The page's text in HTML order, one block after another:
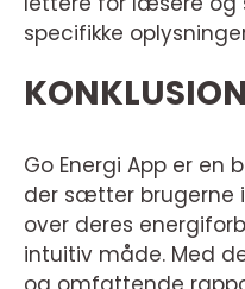
specifikke
KONKLUSION
Go Energi App er en
der sætter brugerne
over deres
intuitiv måde. Med